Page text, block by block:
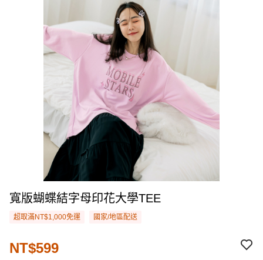
寬版蝴蝶結字母印花大學TEE
超取滿NT$1,000免運 國家/地區配送
NT$599